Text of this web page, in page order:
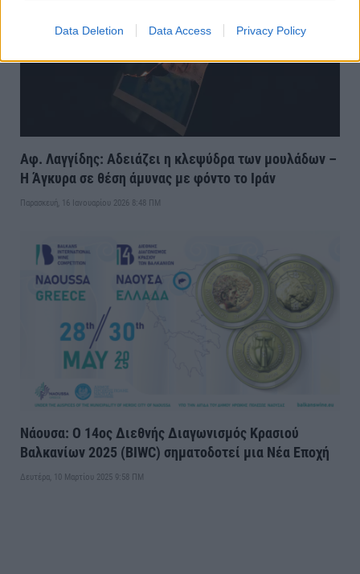
Data Deletion Data Access Privacy Policy
Αφ. Λαγγίδης: Αδειάζει η κλεψύδρα των μουλάδων –
Η Άγκυρα σε θέση άμυνας με φόντο το Ιράν
Παρασκευή, 16 Ιανουαρίου 2026 8:48 ΠΜ
Νάουσα: Ο 14ος Διεθνής Διαγωνισμός Κρασιού
Βαλκανίων 2025 (BIWC) σηματοδοτεί μια Νέα Εποχή
Δευτέρα, 10 Μαρτίου 2025 9:58 ΠΜ